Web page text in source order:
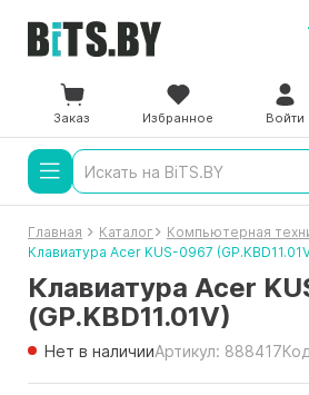
Заказ Избранное Войти
Главная Каталог Компьютерная
Клавиатура Acer KUS-0967
Клавиатура Acer
(GP.KBD11.01V)
Нет в наличииАртикул: 888417